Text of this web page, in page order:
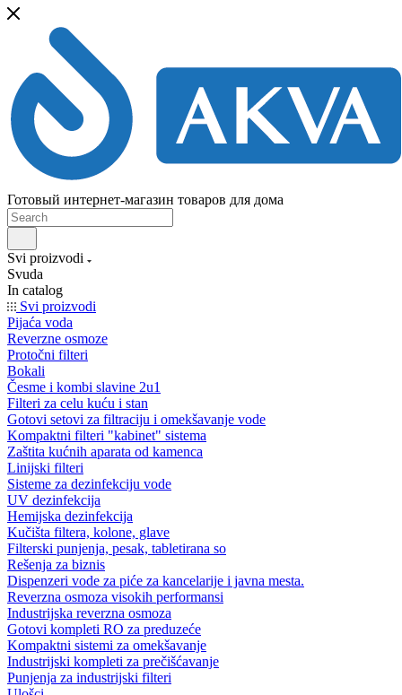
Готовый интернет-магазин товаров для дома
Svi proizvodi
Svuda
In catalog
Svi proizvodi
Pijaća voda
Reverzne osmoze
Protočni filteri
Bokali
Česme i kombi slavine 2u1
Filteri za celu kuću i stan
Gotovi setovi za filtraciju i omekšavanje vode
Kompaktni filteri "kabinet" sistema
Zaštita kućnih aparata od kamenca
Linijski filteri
Sisteme za dezinfekciju vode
UV dezinfekcija
Hemijska dezinfekcija
Kučišta filtera, kolone, glave
Filterski punjenja, pesak, tabletirana so
Rešenja za biznis
Dispenzeri vode za piće za kancelarije i javna mesta.
Reverzna osmoza visokih performansi
Industrijska reverzna osmoza
Gotovi kompleti RO za preduzeće
Kompaktni sistemi za omekšavanje
Industrijski kompleti za prečišćavanje
Punjenja za industrijski filteri